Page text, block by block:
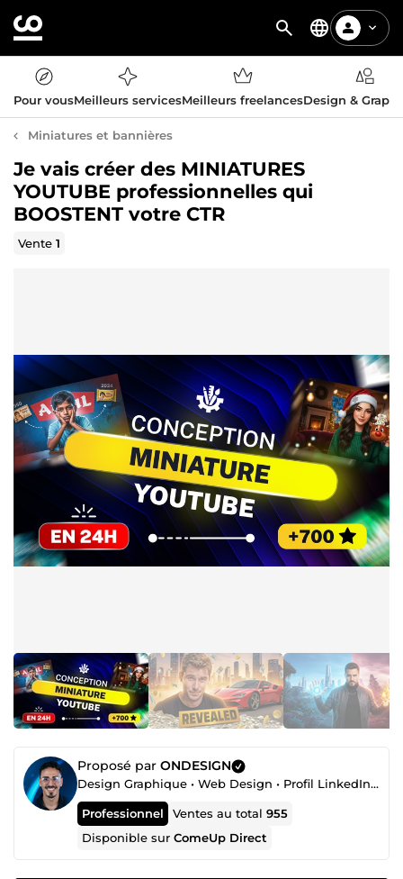
Pour vousMeilleurs servicesMeilleurs freelancesDesign &
Miniatures et bannières
Je vais créer des MINIATURES
YOUTUBE professionnelles qui
BOOSTENT votre CTR
Vente1
Proposé par ONDESIGN
Design Graphique • Web Design • Profil LinkedIn • Automatisation
Professionnel Ventes au total955
Disponible surComeUp Direct